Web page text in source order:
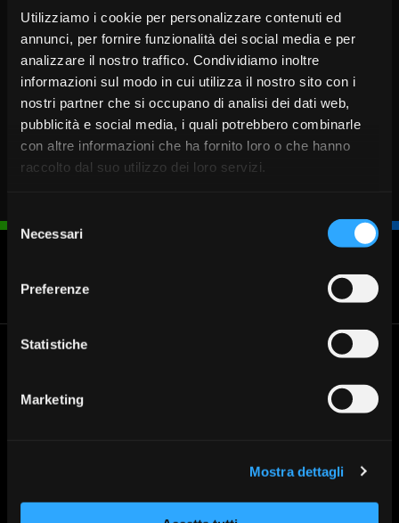
Utilizziamo i cookie per personalizzare contenuti ed
annunci, per fornire funzionalità dei social media e per
analizzare il nostro traffico. Condividiamo inoltre
informazioni sul modo in cui utilizza il nostro sito con i
nostri partner che si occupano di analisi dei dati web,
pubblicità e social media, i quali potrebbero combinarle
con altre informazioni che ha fornito loro o che hanno
raccolto dal suo utilizzo dei loro servizi.
delNecessari
Preferenze
Statistiche
Marketing
Mostra dettagli
COMUNICATO STAMPA UFFICIALE >>>
Blocca
Chiamaci
030 37231
Direzione Generale: Brescia via
Cerca la filiale di Banca
Valsabbina più vicina a te: